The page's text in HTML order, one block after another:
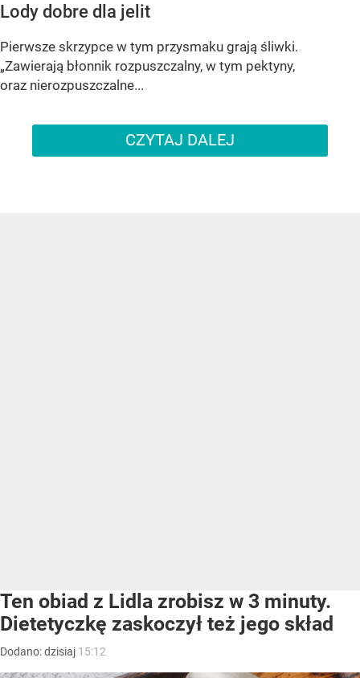
Lody dobre dla jelit
Pierwsze skrzypce w tym przysmaku grają śliwki.
„Zawierają błonnik rozpuszczalny, w tym pektyny,
oraz nierozpuszczalne...
CZYTAJ DALEJ
Ten obiad z Lidla zrobisz w 3 minuty.
Dietetyczkę zaskoczył też jego skład
Dodano:dzisiaj 15:12